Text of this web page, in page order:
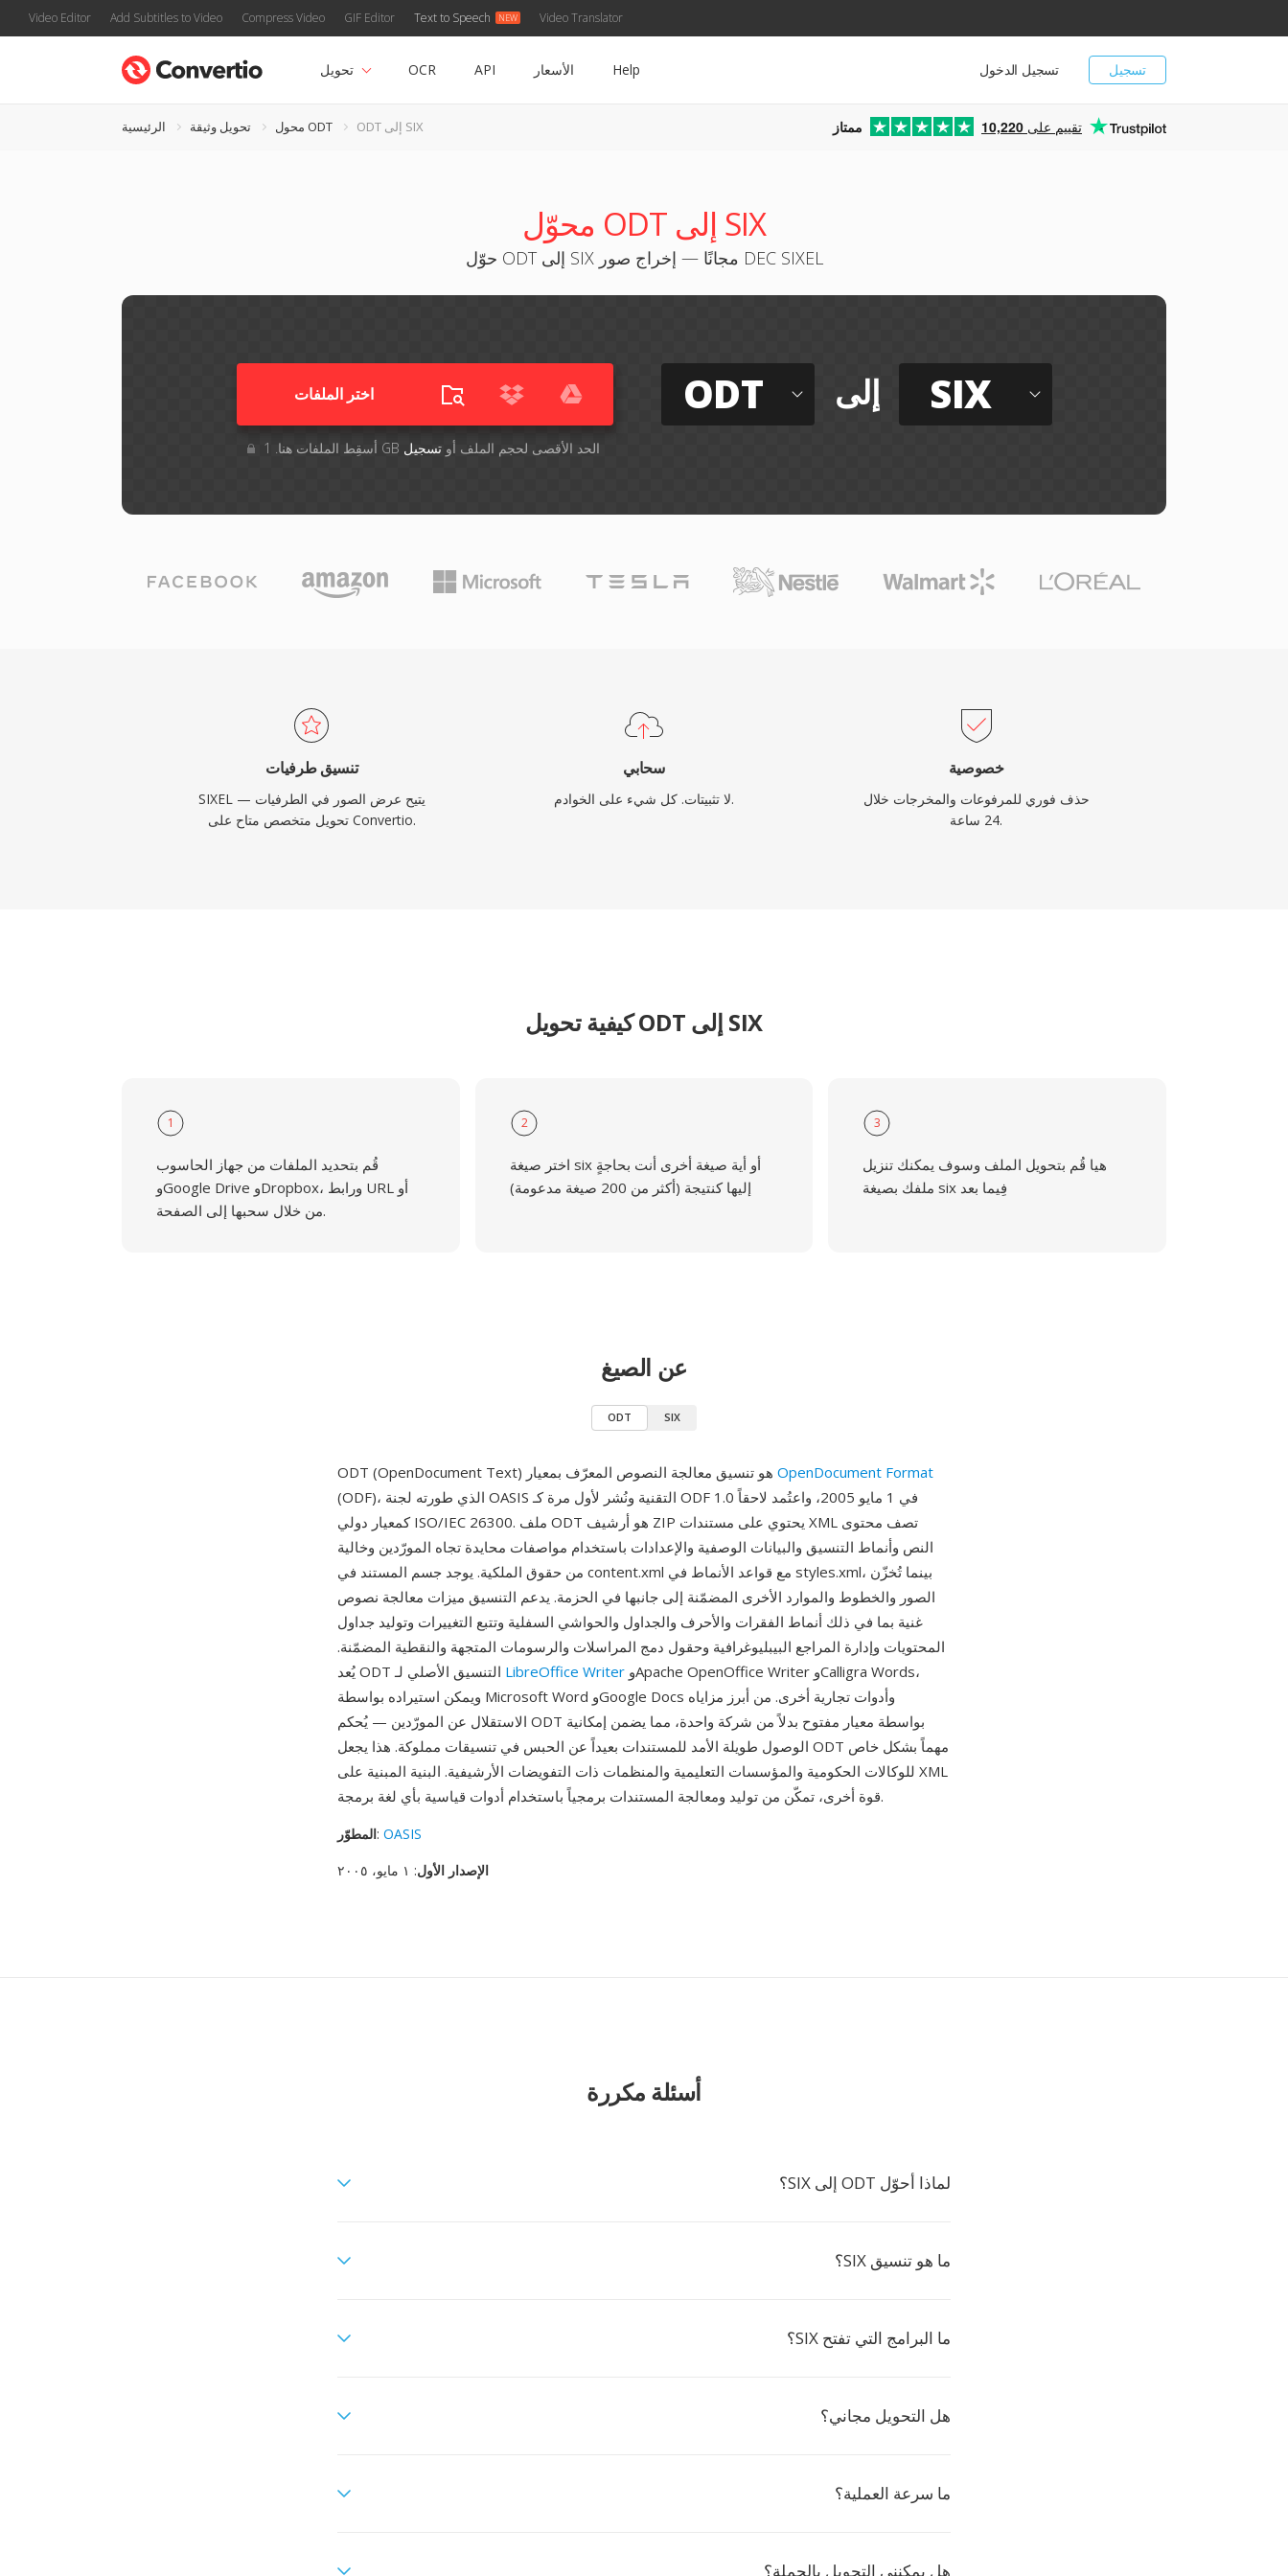
Video Editor Add Subtitles to Video Compress Video GIF Editor Text to Speech Video Translator
تسجيل تسجيل الدخول تحويل OCR API الأسعار Help
الرئيسية تحويل وثيقة محول ODT ODT إلى SIX ممتاز 10,220 تقييم على
محوّل ODT إلى SIX
حوّل ODT إلى SIX مجانًا — إخراج صور DEC SIXEL
اختر الملفات
أسقِط الملفات هنا. 1 GB الحد الأقصى لحجم الملف أوتسجيل
ODT إلى SIX
تنسيق طرفيات
SIXEL يتيح عرض الصور في الطرفيات —
تحويل متخصص متاح على Convertio.
سحابي
لا تثبيتات. كل شيء على الخوادم.
خصوصية
حذف فوري للمرفوعات والمخرجات خلال
24 ساعة.
كيفية تحويل ODT إلى SIX
1
قُم بتحديد الملفات من جهاز الحاسوب
وGoogle Drive وDropbox، ورابط URL أو
من خلال سحبها إلى الصفحة.
2
اختر صيغة six أو أية صيغة أخرى أنت بحاجةٍ
إليها كنتيجة (أكثر من 200 صيغة مدعومة)
3
هيا قُم بتحويل الملف وسوف يمكنك تنزيل
ملفك بصيغة six فِيما بعد
عن الصيغ
ODT SIX
OpenDocument Format
(ODF)، الذي طورته لجنة OASIS التقنية ونُشر لأول مرة كـ ODF 1.0 في 1 مايو 2005، واعتُمد لاحقاً
كمعيار دولي ISO/IEC 26300. ملف ODT هو أرشيف ZIP يحتوي على مستندات XML تصف محتوى
النص وأنماط التنسيق والبيانات الوصفية والإعدادات باستخدام مواصفات محايدة تجاه المورّدين وخالية
من حقوق الملكية. يوجد جسم المستند في content.xml مع قواعد الأنماط في styles.xml، بينما تُخزّن
الصور والخطوط والموارد الأخرى المضمّنة إلى جانبها في الحزمة. يدعم التنسيق ميزات معالجة نصوص
غنية بما في ذلك أنماط الفقرات والأحرف والجداول والحواشي السفلية وتتبع التغييرات وتوليد جداول
المحتويات وإدارة المراجع البيبليوغرافية وحقول دمج المراسلات والرسومات المتجهة والنقطية المضمّنة.
LibreOffice Writer
ويمكن استيراده بواسطة Microsoft Word وGoogle Docs وأدوات تجارية أخرى. من أبرز مزاياه
الاستقلال عن المورّدين — يُحكم ODT بواسطة معيار مفتوح بدلاً من شركة واحدة، مما يضمن إمكانية
الوصول طويلة الأمد للمستندات بعيداً عن الحبس في تنسيقات مملوكة. هذا يجعل ODT مهماً بشكل خاص
للوكالات الحكومية والمؤسسات التعليمية والمنظمات ذات التفويضات الأرشيفية. البنية المبنية على XML
قوة أخرى، تمكّن من توليد ومعالجة المستندات برمجياً باستخدام أدوات قياسية بأي لغة برمجة.
المطوّر: OASIS
الإصدار الأول: ١ مايو، ٢٠٠٥
أسئلة مكررة
لماذا أحوّل ODT إلى SIX؟
ما هو تنسيق SIX؟
ما البرامج التي تفتح SIX؟
هل التحويل مجاني؟
ما سرعة العملية؟
هل يمكنني التحويل بالجملة؟